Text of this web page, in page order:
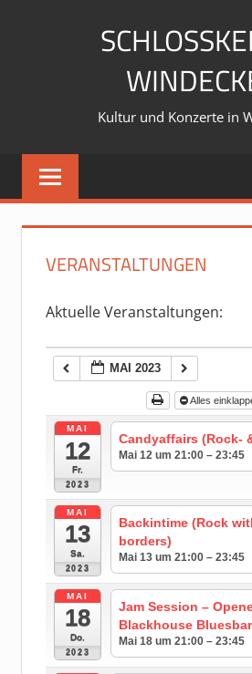
Kultur und Konzerte in
VERANSTALTUNGEN
Aktuelle Veranstaltungen:
MAI 2023
Alles
MAI
12
Fr.
2023
Candyaffairs (Rock-
Mai 12 um 21:00 – 23:45
MAI
13
Sa.
2023
Backintime (Rock
borders)
Mai 13 um 21:00 – 23:45
MAI
18
Do.
2023
Jam Session –
Blackhouse
Mai 18 um 21:00 – 23:45